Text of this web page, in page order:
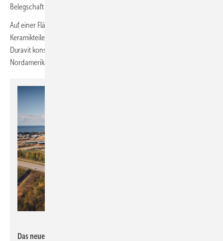
Belegschaft auf 240 Personen anwachsen.
Auf einer Fläche von 35.000 m
Keramikteile für den nordamerikanischen Markt gefertigt. Dabei folgt
Duravit konsequent seinem „local for local“-Ansatz: Produkte für
Nordamerika werden direkt vor Ort produziert.
Das neue Duravit-Werk in Matane, Québec: Auf 35.000 m